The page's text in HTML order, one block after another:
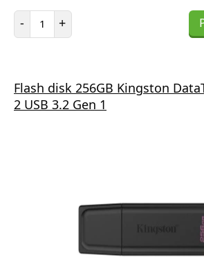
- Počet položiek
+
Flash disk 256GB Kingston
2 USB 3.2 Gen 1